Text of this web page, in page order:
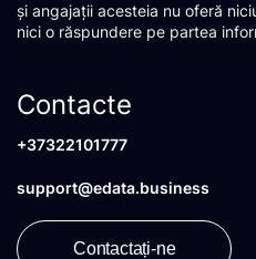
și angajații acesteia nu oferă
nici o răspundere pe partea
Contacte
+37322101777
support@edata.business
Contactați-ne